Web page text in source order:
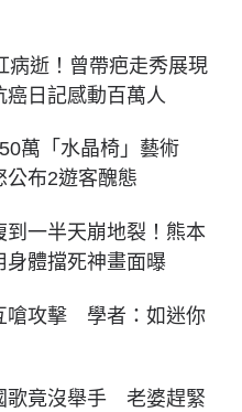
病逝！曾帶疤走秀展現
日記感動百萬人
萬「水晶椅」藝術
公布2遊客醜態
到一半天崩地裂！熊本
身體擋死神畫面曝
嗆攻擊 學者：如迷你
歌竟沒舉手 老婆趕緊